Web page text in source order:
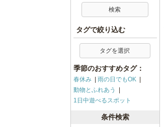
タグで絞り込む
タグを選択
季節のおすすめタグ：
春休み
雨の日でもOK
動物とふれあう
1日中遊べるスポット
条件検索